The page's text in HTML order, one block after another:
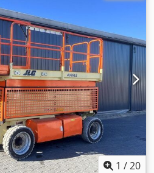
preço mínimo – venda
TÉCNICOS
de elevação: 3.540 mm Altura
DA MÁQUINA Tipo de mastro:
Tensão da bateria: 80 V
Ah Ano de fabrico da bateria:
4.ª válvula Horas de
Deslizador lateral
incluído Referência
1 /20